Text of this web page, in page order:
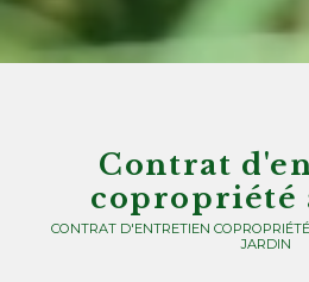
Contrat
copropriété
CONTRAT D'ENTRETIEN
JARDIN